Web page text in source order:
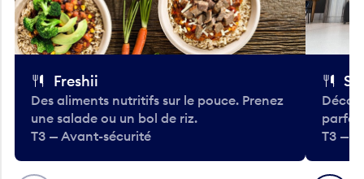
Freshii
Des aliments nutritifs sur le pouce. Prenez
une salade ou un bol de riz.
T3 — Avant-sécurité
T3 —